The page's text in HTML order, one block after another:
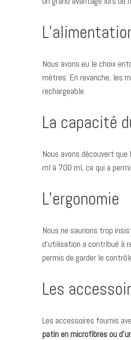
Nous avons eu le choix
mètres. En revanche, les
rechargeable.
La capacité
Nous avons découvert
ml à 700 ml, ce qui a
L’ergonomie
Nous ne saurions trop
d’utilisation a contribué à
permis de garder le
Les
Les accessoires fournis
patin en microfibres ou